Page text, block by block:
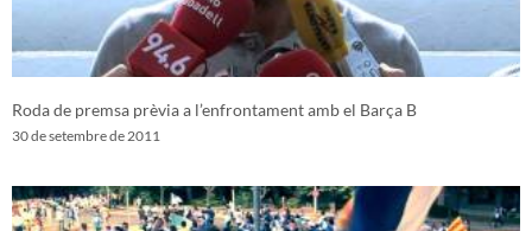
Roda de premsa prèvia a l’enfrontament amb el Barça B
30 de setembre de 2011